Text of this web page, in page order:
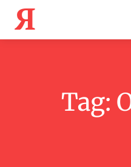
Я
Tag: